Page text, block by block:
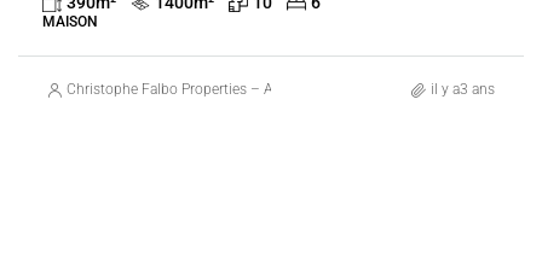
MAISON
Christophe Falbo Properties – Agence Immobilière Marseilleil y a3 ans